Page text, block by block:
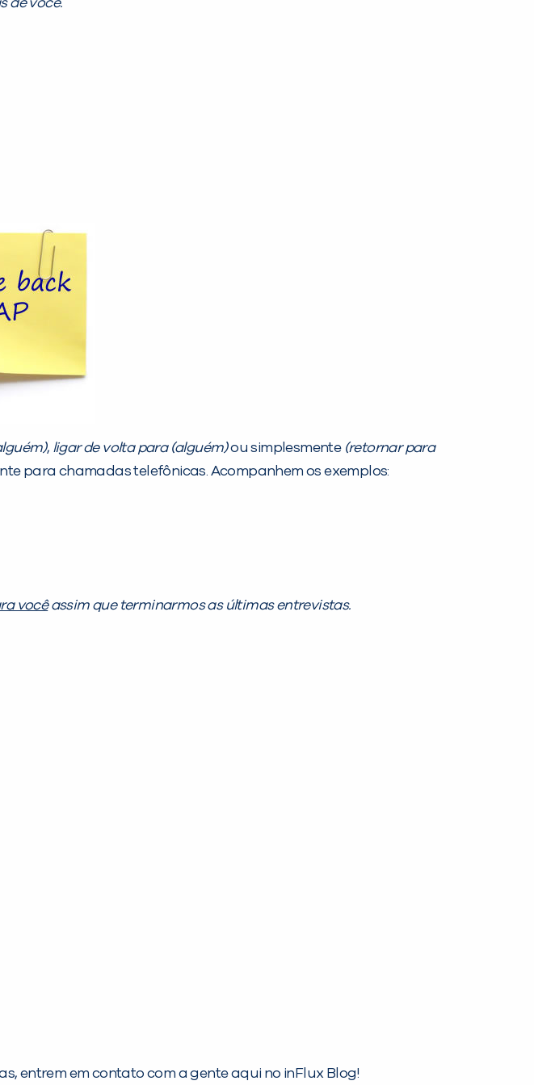
de você.
, ligar de volta para (alguém)ou simplesmente (retornar para
para chamadas telefônicas. Acompanhem os exemplos:
vocêassim que terminarmos as últimas entrevistas.
entrem em contato com a gente aqui no inFlux Blog!